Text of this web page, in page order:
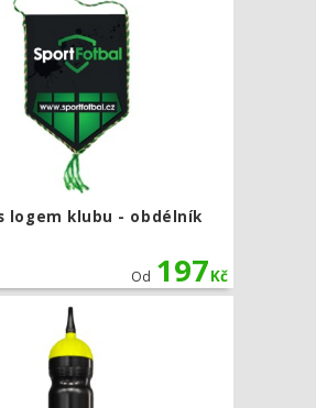
logem klubu - obdélník
Od 197Kč
s logem klubu